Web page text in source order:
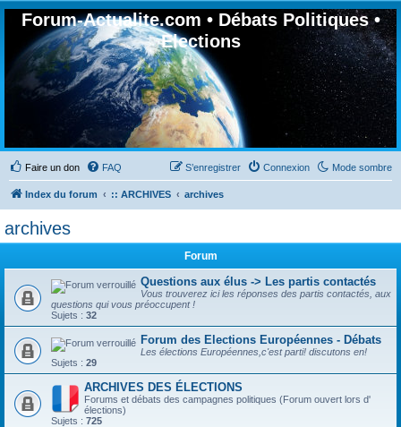
Forum-Actualite.com • Débats Politiques •
Elections
Faire un don Mode sombre
FAQ Connexion
S’enregistrer
Index du forum :: ARCHIVES archives
archives
Forum
Questions aux élus -> Les partis contactés
Vous trouverez ici les réponses des partis contactés, aux
questions qui vous préoccupent !
Sujets : 32
Forum des Elections Européennes - Débats
Les élections Européennes,c'est parti! discutons en!
Sujets : 29
ARCHIVES DES ÉLECTIONS
Forums et débats des campagnes politiques (Forum ouvert lors d'
élections)
Sujets : 725